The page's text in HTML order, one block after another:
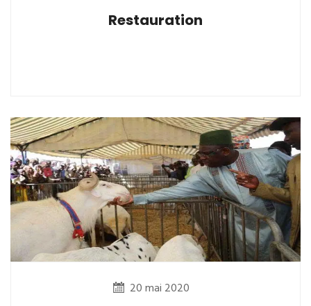
Restauration
20 mai 2020